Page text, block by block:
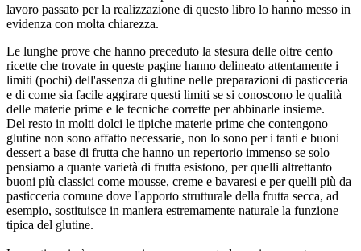
lavoro passato per la realizzazione di questo libro lo hanno messo in
evidenza con molta chiarezza.
Le lunghe prove che hanno preceduto la stesura delle oltre cento
ricette che trovate in queste pagine hanno delineato attentamente i
limiti (pochi) dell'assenza di glutine nelle preparazioni di pasticceria
e di come sia facile aggirare questi limiti se si conoscono le qualità
delle materie prime e le tecniche corrette per abbinarle insieme.
Del resto in molti dolci le tipiche materie prime che contengono
glutine non sono affatto necessarie, non lo sono per i tanti e buoni
dessert a base di frutta che hanno un repertorio immenso se solo
pensiamo a quante varietà di frutta esistono, per quelli altrettanto
buoni più classici come mousse, creme e bavaresi e per quelli più da
pasticceria comune dove l'apporto strutturale della frutta secca, ad
esempio, sostituisce in maniera estremamente naturale la funzione
tipica del glutine.